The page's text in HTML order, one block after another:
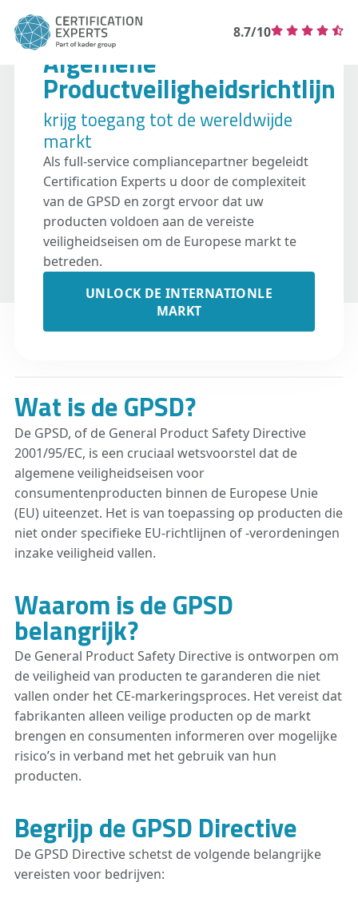
8.7/10
Algemene
Productveiligheidsrichtlijn
krijg toegang tot de wereldwijde
markt
Als full-service compliancepartner begeleidt
Certification Experts u door de complexiteit
van de GPSD en zorgt ervoor dat uw
producten voldoen aan de vereiste
veiligheidseisen om de Europese markt te
betreden.
UNLOCK DE INTERNATIONLE
MARKT
Wat is de GPSD?
De GPSD, of de General Product Safety Directive
2001/95/EC, is een cruciaal wetsvoorstel dat de
algemene veiligheidseisen voor
consumentenproducten binnen de Europese Unie
(EU) uiteenzet. Het is van toepassing op producten die
niet onder specifieke EU-richtlijnen of -verordeningen
inzake veiligheid vallen.
Waarom is de GPSD
belangrijk?
De General Product Safety Directive is ontworpen om
de veiligheid van producten te garanderen die niet
vallen onder het CE-markeringsproces. Het vereist dat
fabrikanten alleen veilige producten op de markt
brengen en consumenten informeren over mogelijke
risico’s in verband met het gebruik van hun
producten.
Begrijp de GPSD Directive
De GPSD Directive schetst de volgende belangrijke
vereisten voor bedrijven: